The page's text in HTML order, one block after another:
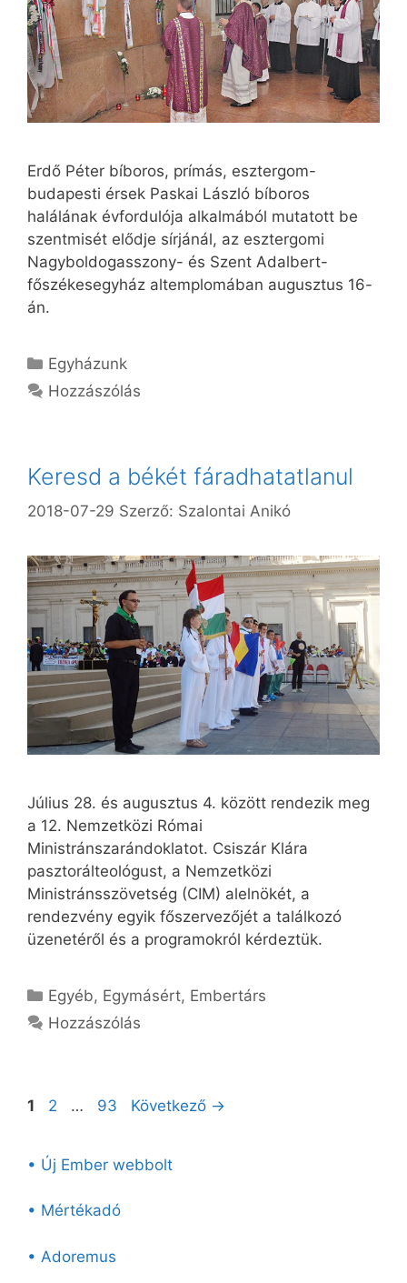
Erdő Péter bíboros, prímás, esztergom-
budapesti érsek Paskai László bíboros
halálának évfordulója alkalmából mutatott be
szentmisét elődje sírjánál, az esztergomi
Nagyboldogasszony- és Szent Adalbert-
főszékesegyház altemplomában augusztus 16-
án.
Kategória
Egyházunk
Hozzászólás
Keresd a békét fáradhatatlanul
2018-07-29 Szerző: Szalontai Anikó
Július 28. és augusztus 4. között rendezik meg
a 12. Nemzetközi Római
Ministránszarándoklatot. Csiszár Klára
pasztorálteológust, a Nemzetközi
Ministránsszövetség (CIM) alelnökét, a
rendezvény egyik főszervezőjét a találkozó
üzenetéről és a programokról kérdeztük.
Kategória
Egyéb, Egymásért, Embertárs
Hozzászólás
Oldal
1 Oldal
2 … Oldal
93 Következő →
• Új Ember webbolt
• Mértékadó
• Adoremus